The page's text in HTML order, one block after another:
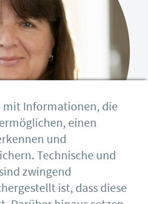
mit Informationen, die
einen
und
Technische und
zwingend
ist, dass diese